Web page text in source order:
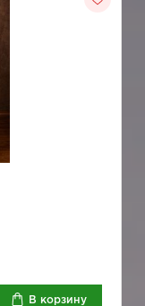
В корзину